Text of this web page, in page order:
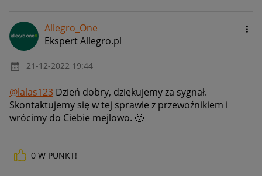
Allegro_One
Ekspert Allegro.pl
‎21-12-2022 19:44
@lalas123 Dzień dobry, dziękujemy za sygnał.
Skontaktujemy się w tej sprawie z przewoźnikiem i
wrócimy do Ciebie mejlowo. 🙂
0 W PUNKT!